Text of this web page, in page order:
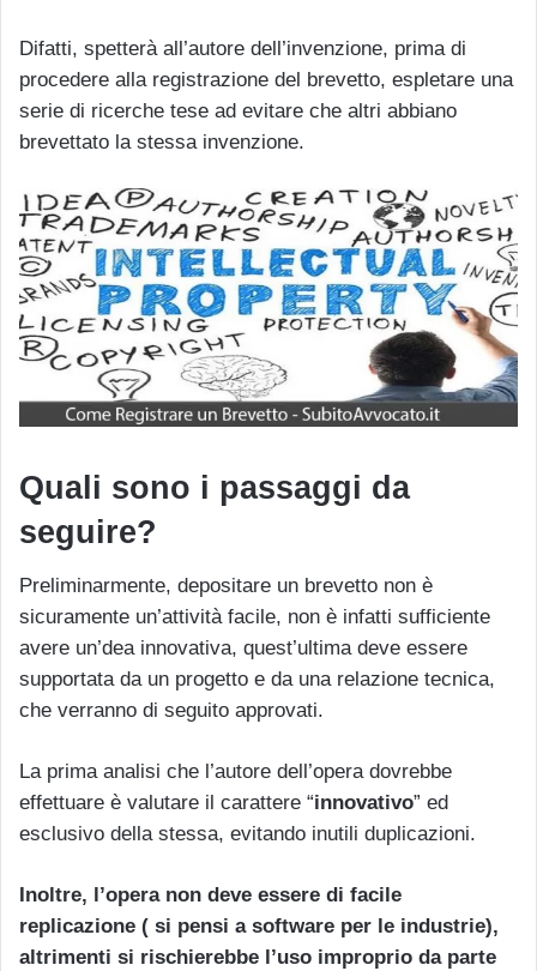
Difatti, spetterà all’autore dell’invenzione, prima di
procedere alla registrazione del brevetto, espletare una
serie di ricerche tese ad evitare che altri abbiano
brevettato la stessa invenzione.
Quali sono i passaggi da
seguire?
Preliminarmente, depositare un brevetto non è
sicuramente un’attività facile, non è infatti sufficiente
avere un’dea innovativa, quest’ultima deve essere
supportata da un progetto e da una relazione tecnica,
che verranno di seguito approvati.
La prima analisi che l’autore dell’opera dovrebbe
effettuare è valutare il carattere “innovativo” ed
esclusivo della stessa, evitando inutili duplicazioni.
Inoltre, l’opera non deve essere di facile
replicazione ( si pensi a software per le industrie),
altrimenti si rischierebbe l’uso improprio da parte